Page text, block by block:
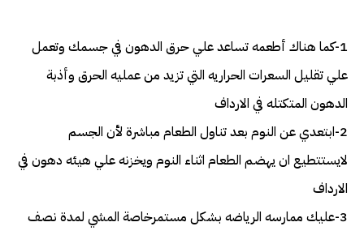
1-كما هناك أطعمه تساعد علي حرق الدهون في جسمك وتعمل
علي تقليل السعرات الحراريه التي تزيد من عمليه الحرق وأذبة
الدهون المتكتله في الارداف
2-ابتعدي عن النوم بعد تناول الطعام مباشرة لأن الجسم
لايستتطيع ان يهضم الطعام اثناء النوم ويخزنه علي هيئه دهون في
الارداف
3-عليك ممارسه الرياضه بشكل مستمرخاصة المشي لمدة نصف